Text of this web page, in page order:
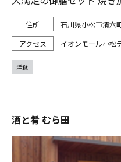
石川県小松市清六
イオンモール小松
洋食
酒と肴 むら田